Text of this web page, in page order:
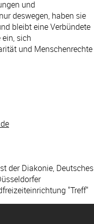
und
deswegen, haben sie
bleibt eine Verbündete
sich
und Menschenrechte
der Diakonie, Deutsches
"Treff"